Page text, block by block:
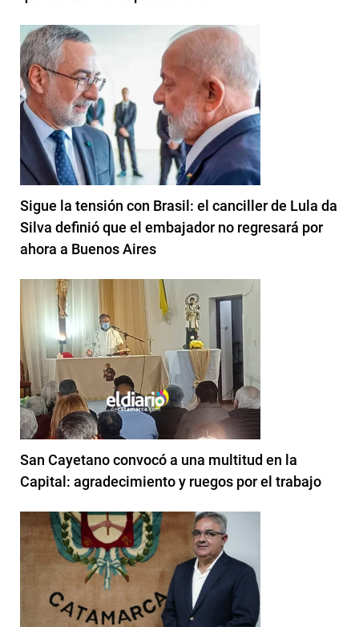
Sigue la tensión con Brasil: el canciller de Lula da
Silva definió que el embajador no regresará por
ahora a Buenos Aires
San Cayetano convocó a una multitud en la
Capital: agradecimiento y ruegos por el trabajo